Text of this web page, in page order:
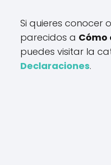
Si quieres conocer
parecidos a Cómo
puedes visitar la
Declaraciones.